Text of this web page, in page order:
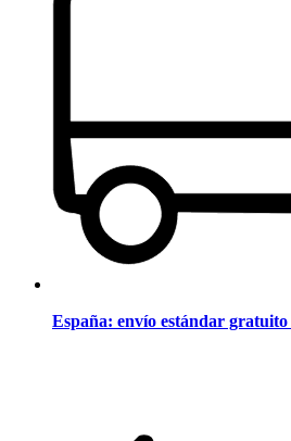
España: envío estándar gratuito